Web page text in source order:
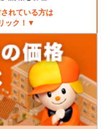
れている方は
ック！▼